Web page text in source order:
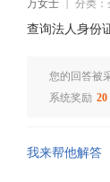
万女士 分类：
查询法人身份
您的回答被
系统奖励 20
我来帮他解答